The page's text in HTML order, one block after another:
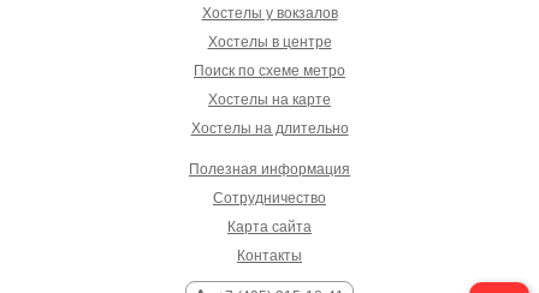
Хостелы у вокзалов
Хостелы в центре
Поиск по схеме метро
Хостелы на карте
Хостелы на длительно
Полезная информация
Сотрудничество
Карта сайта
Контакты